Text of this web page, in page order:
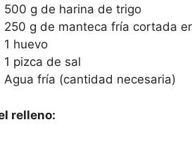
500 g de harina de trigo
250 g de manteca fría cortada
1 huevo
1 pizca de sal
Agua fría (cantidad necesaria)
relleno: